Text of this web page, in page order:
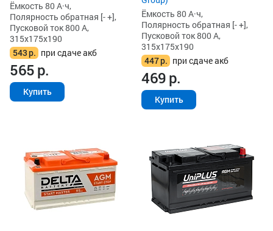
Ёмкость 80 А·ч,
Полярность обратная [- +],
Пусковой ток 800 А,
315x175x190
543р. при сдаче акб
565р.
Купить
Ёмкость 80 А·ч,
Полярность обратная [- +],
Пусковой ток 800 А,
315x175x190
447р. при сдаче акб
469р.
Купить